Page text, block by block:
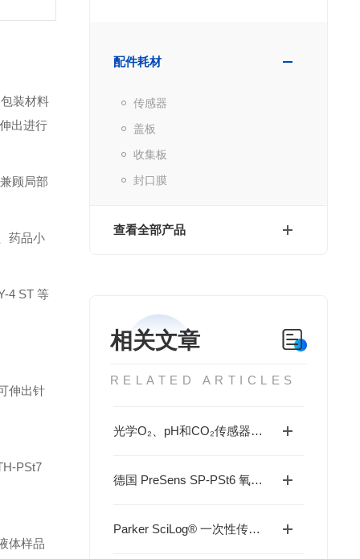
配件耗材
传感器
盖板
收集板
封口膜
查看全部产品
相关文章
RELATED ARTICLES
光学O₂、pH和CO₂传感器在细胞培养与生物过程监测中的应用
德国 PreSens SP-PSt6 氧气传感器贴片：非侵入式溶氧监测的技术与应用指南
Parker SciLog® 一次性传感器解决方案：使生物工艺在线监测更高效、更可靠
装材料
出进行
顾局部
药品小
4 ST 等
伸出针
PSt7
体样品